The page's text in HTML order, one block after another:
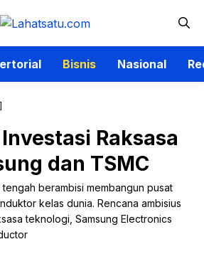
Bisnis Nasional
Raksasa
dan TSMC
tengah berambisi membangun pusat
kelas dunia. Rencana ambisius
teknologi, Samsung Electronics